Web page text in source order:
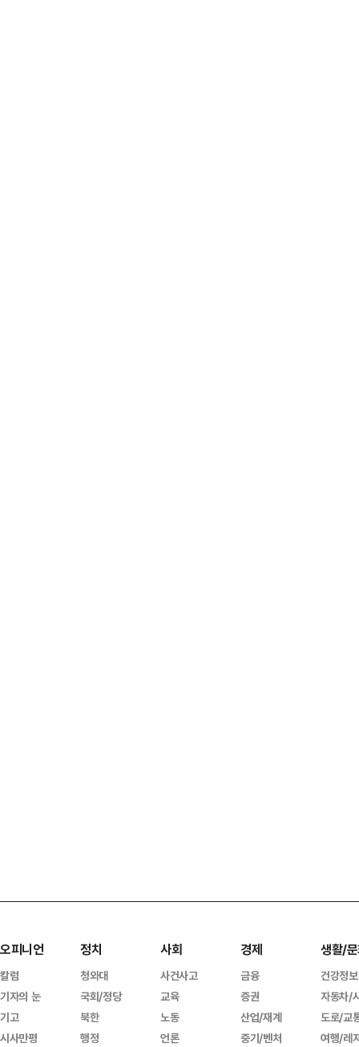
오피니언
칼럼
기자의 눈
기고
시사만평
정치
청와대
국회/정당
북한
행정
사회
사건사고
교육
노동
언론
경제
금융
증권
산업/재계
중기/벤처
생활/
건강정보
자동차/
도로/교
여행/레